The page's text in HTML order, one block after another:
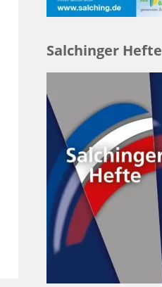
Salchinger Hefte